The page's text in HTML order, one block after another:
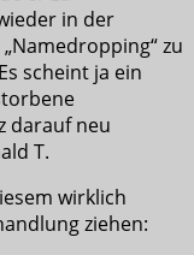
in der
zu
scheint ja ein
darauf neu
T.
wirklich
ziehen: